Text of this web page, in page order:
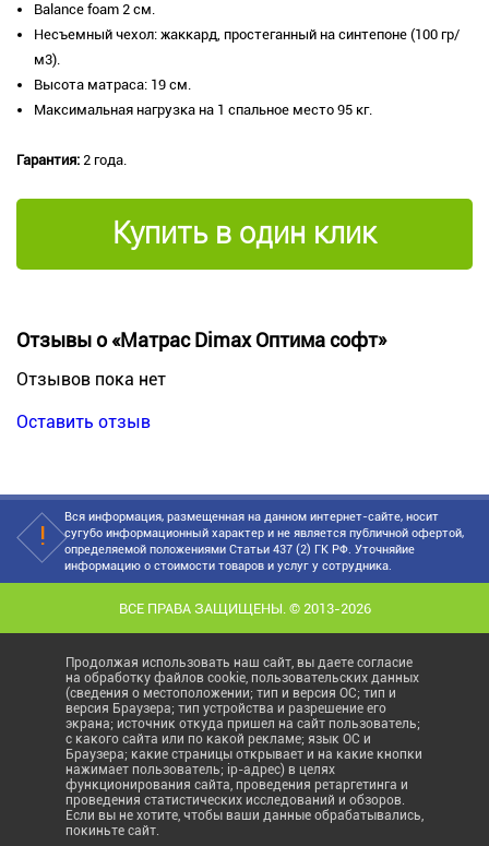
Balance foam 2 см.
Несъемный чехол: жаккард, простеганный на синтепоне (100 гр/
м3).
Высота матраса: 19 см.
Максимальная нагрузка на 1 спальное место 95 кг.
Гарантия: 2 года.
Купить в один клик
Отзывы о «Матрас Dimax Оптима софт»
Отзывов пока нет
Оставить отзыв
Вся информация, размещенная на данном интернет-сайте, носит
сугубо информационный характер и не является публичной офертой,
определяемой положениями Статьи 437 (2) ГК РФ. Уточняйие
информацию о стоимости товаров и услуг у сотрудника.
ВСЕ ПРАВА ЗАЩИЩЕНЫ. © 2013-2026
Продолжая использовать наш сайт, вы даете согласие
на обработку файлов cookie, пользовательских данных
(сведения о местоположении; тип и версия ОС; тип и
версия Браузера; тип устройства и разрешение его
экрана; источник откуда пришел на сайт пользователь;
с какого сайта или по какой рекламе; язык ОС и
Браузера; какие страницы открывает и на какие кнопки
нажимает пользователь; ip-адрес) в целях
функционирования сайта, проведения ретаргетинга и
проведения статистических исследований и обзоров.
Если вы не хотите, чтобы ваши данные обрабатывались,
покиньте сайт.